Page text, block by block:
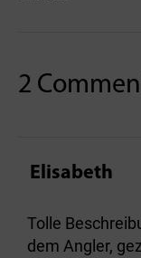
2
Elisabeth
Tolle
dem Angler,